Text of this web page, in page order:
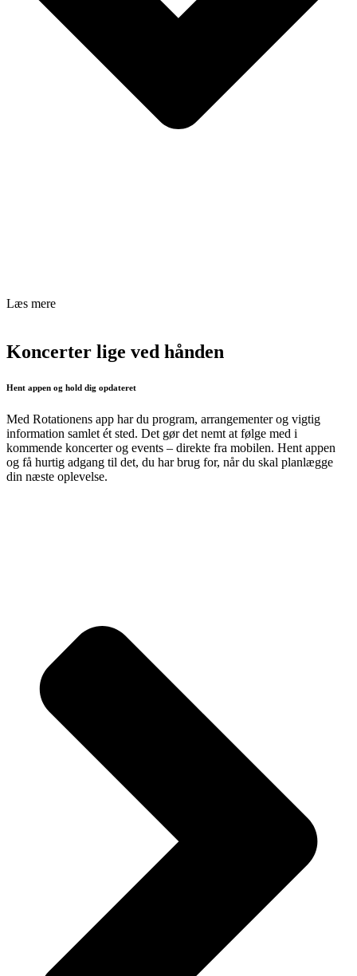
Læs mere
Koncerter lige ved hånden
Hent appen og hold dig opdateret
Med Rotationens app har du program, arrangementer og vigtig
information samlet ét sted. Det gør det nemt at følge med i
kommende koncerter og events – direkte fra mobilen. Hent appen
og få hurtig adgang til det, du har brug for, når du skal planlægge
din næste oplevelse.